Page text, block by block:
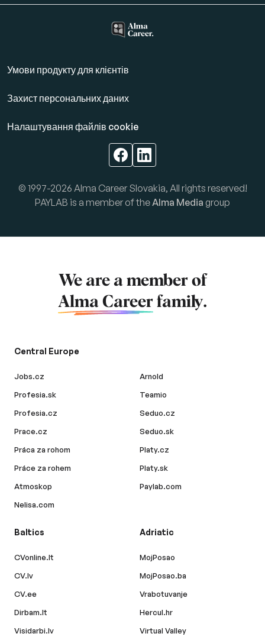
Умови продукту для клієнтів
Захист персональних даних
Налаштування файлів cookie
© 1997-2026 Alma Career Slovakia, All rights reserved!
PAYLAB is a member of the Alma Media group
We are a member of
Alma Career family.
Central Europe
Jobs.cz
Profesia.sk
Profesia.cz
Prace.cz
Práca za rohom
Práce za rohem
Atmoskop
Nelisa.com
Arnold
Teamio
Seduo.cz
Seduo.sk
Platy.cz
Platy.sk
Paylab.com
Baltics
CVonline.lt
CV.lv
CV.ee
Dirbam.lt
Visidarbi.lv
Adriatic
MojPosao
MojPosao.ba
Vrabotuvanje
Hercul.hr
Virtual Valley